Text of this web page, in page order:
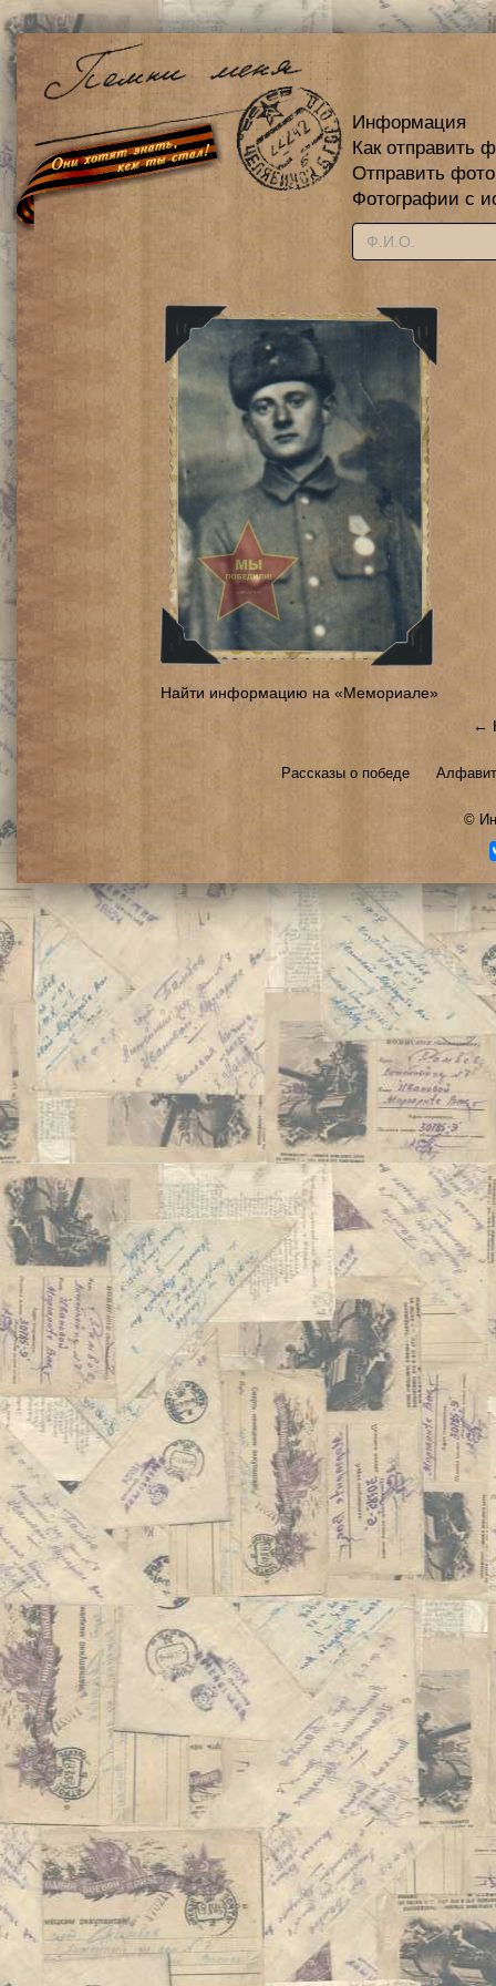
Информация
Как отправить
Отправить
Фотографии с
Найти информацию на «Мемориале»
←
Рассказы о победе
©